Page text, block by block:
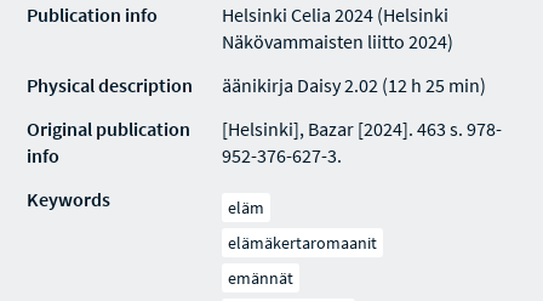
Publication info
Helsinki Celia 2024 (Helsinki
Näkövammaisten liitto 2024)
Physical description
äänikirja Daisy 2.02 (12 h 25 min)
Original publication
info
[Helsinki], Bazar [2024]. 463 s. 978-
952-376-627-3.
Keywords
eläm
elämäkertaromaanit
emännät